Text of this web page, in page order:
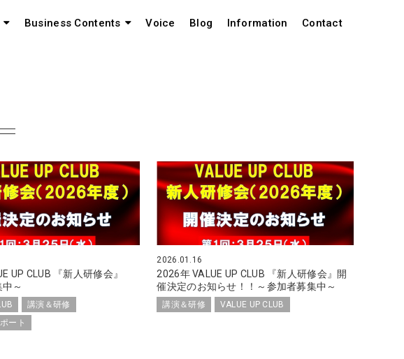
Business Contents Voice Blog Information Contact
UP CLUB 『新人研修会』
～
講演＆研修
ート
2026.01.16
2026年 VALUE UP CLUB 『新人研修会』開
催決定のお知らせ！！～参加者募集中～
講演＆研修 VALUE UP CLUB